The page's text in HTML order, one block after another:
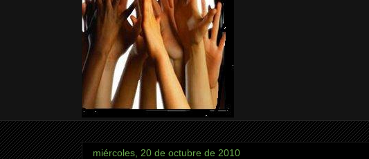
miércoles, 20 de octubre de 2010